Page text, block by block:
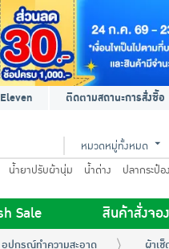
ติดตามสถานะการสั่งซื้อ
หมวดหมู่ทั้งหมด
น้ำยาปรับผ้านุ่ม น้ำด่าง ปลากระป๋อง
Sale สินค้าสั่งจอง
อุปกรณ์ทำความสะอาด ผ้าเ